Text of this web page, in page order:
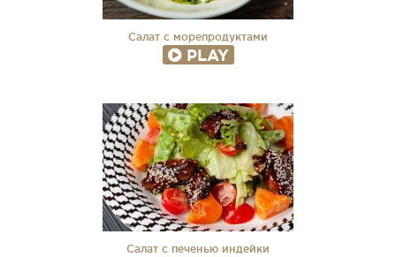
Салат с морепродуктами
PLAY
Салат с печенью индейки